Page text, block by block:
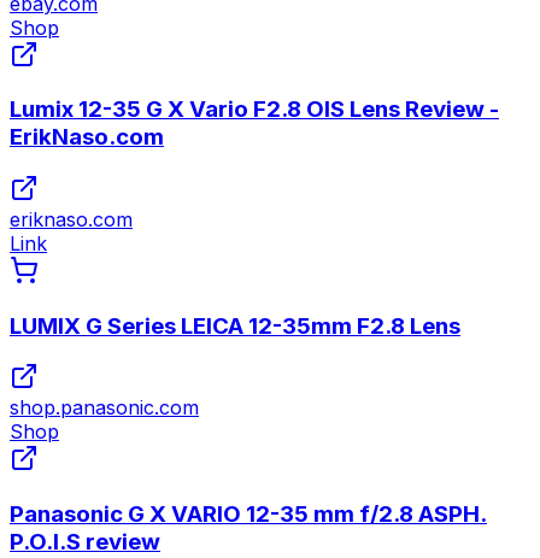
Shop
Lumix 12-35 G X Vario F2.8 OIS Lens Review -
ErikNaso.com
eriknaso.com
Link
LUMIX G Series LEICA 12-35mm F2.8 Lens
shop.panasonic.com
Shop
Panasonic G X VARIO 12-35 mm f/2.8 ASPH.
P.O.I.S review